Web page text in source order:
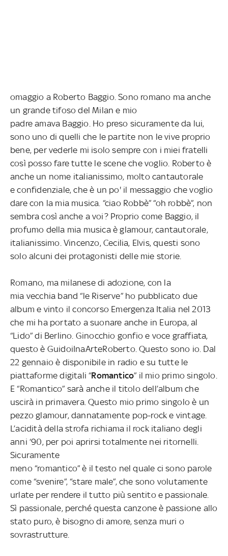
omaggio a Roberto Baggio. Sono romano ma anche
un grande tifoso del Milan e mio
padre amava Baggio. Ho preso sicuramente da lui,
sono uno di quelli che le partite non le vive proprio
bene, per vederle mi isolo sempre con i miei fratelli
così posso fare tutte le scene che voglio. Roberto è
anche un nome italianissimo, molto cantautorale
e confidenziale, che è un po' il messaggio che voglio
dare con la mia musica. “ciao Robbè” “oh robbè”, non
sembra così anche a voi? Proprio come Baggio, il
profumo della mia musica è glamour, cantautorale,
italianissimo. Vincenzo, Cecilia, Elvis, questi sono
solo alcuni dei protagonisti delle mie storie.
Romano, ma milanese di adozione, con la
mia vecchia band “le Riserve” ho pubblicato due
album e vinto il concorso Emergenza Italia nel 2013
che mi ha portato a suonare anche in Europa, al
“Lido” di Berlino. Ginocchio gonfio e voce graffiata,
questo è GuidoiInaArteRoberto. Questo sono io. Dal
22 gennaio è disponibile in radio e su tutte le
piattaforme digitali “Romantico” il mio primo singolo.
E “Romantico” sarà anche il titolo dell’album che
uscirà in primavera. Questo mio primo singolo è un
pezzo glamour, dannatamente pop-rock e vintage.
L’acidità della strofa richiama il rock italiano degli
anni ‘90, per poi aprirsi totalmente nei ritornelli.
Sicuramente
meno “romantico” è il testo nel quale ci sono parole
come “svenire”, “stare male”, che sono volutamente
urlate per rendere il tutto più sentito e passionale.
Sì passionale, perchéquesta canzone è passione allo
stato puro, è bisogno di amore, senza muri o
sovrastrutture.